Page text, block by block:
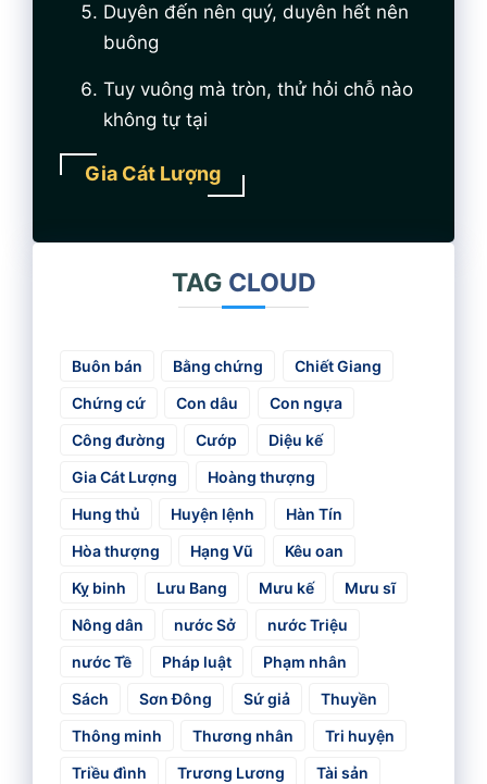
Duyên đến nên quý, duyên hết nên
buông
Tuy vuông mà tròn, thử hỏi chỗ nào
không tự tại
Gia Cát Lượng
TAG CLOUD
Buôn bán Bằng chứng
Chiết Giang
Chứng cứ
Con dâu
Con ngựa
Công đường
Cướp
Diệu kế
Gia Cát Lượng
Hoàng thượng
Hung thủ
Huyện lệnh
Hàn Tín
Hòa thượng
Hạng Vũ
Kêu oan
Kỵ binh
Lưu Bang Mưu kế
Mưu sĩ
Nông dân
nước Sở
nước Triệu
nước Tề
Pháp luật
Phạm nhân
Sách
Sơn Đông Sứ giả
Thuyền
Thông minh
Thương nhân
Tri huyện
Triều đình
Trương Lương
Tài sản